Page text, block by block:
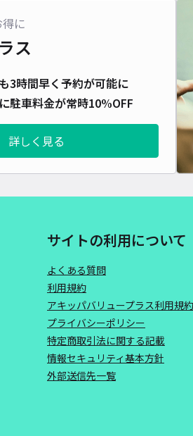
に
ス
3時間早く予約が可能に
駐車料金が常時10%OFF
詳しく見る
サイトの利用について
よくある質問
利用規約
アキッパバリュープラス利用規約
プライバシーポリシー
特定商取引法に関する記載
情報セキュリティ基本方針
外部送信先一覧